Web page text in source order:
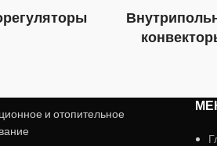
и отопительное